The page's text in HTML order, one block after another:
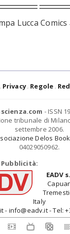
Lucca Comics
Privacy Regole
- ISSN
tribunale di
settembre 2006.
Delos
04029050962.
Pubblicità:
EADV
Italy
- info@eadv.it - Tel: